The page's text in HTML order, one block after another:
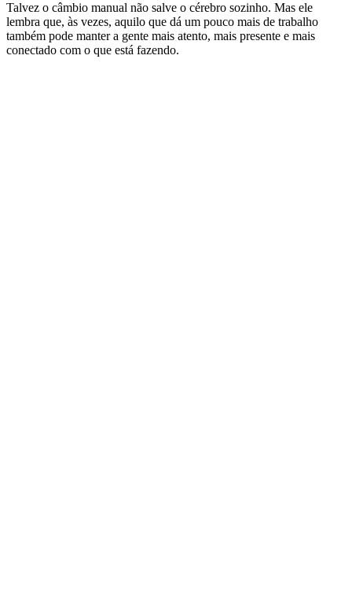
Talvez o câmbio manual não salve o cérebro sozinho. Mas ele
lembra que, às vezes, aquilo que dá um pouco mais de trabalho
também pode manter a gente mais atento, mais presente e mais
conectado com o que está fazendo.